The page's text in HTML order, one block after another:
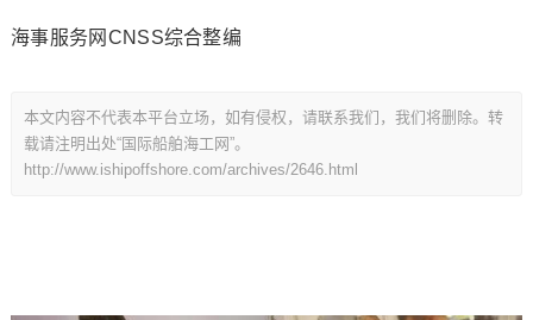
海事服务网CNSS综合整编
本文内容不代表本平台立场，如有侵权，请联系我们，我们将删除。转
载请注明出处“国际船舶海工网”。
http://www.ishipoffshore.com/archives/2646.html